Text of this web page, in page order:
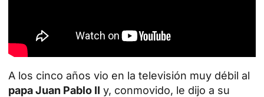
A los cinco años vio en la televisión muy débil al
papa Juan Pablo II y, conmovido, le dijo a su